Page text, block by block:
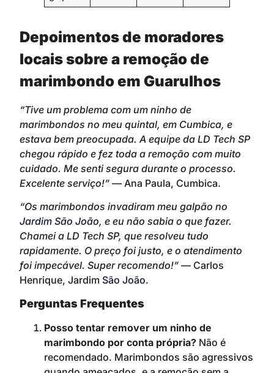
Depoimentos de moradores
locais sobre a remoção de
marimbondo em Guarulhos
“Tive um problema com um ninho de
marimbondos no meu quintal, em Cumbica, e
estava bem preocupada. A equipe da LD Tech SP
chegou rápido e fez toda a remoção com muito
cuidado. Me senti segura durante o processo.
Excelente serviço!” — Ana Paula, Cumbica.
“Os marimbondos invadiram meu galpão no
Jardim São João, e eu não sabia o que fazer.
Chamei a LD Tech SP, que resolveu tudo
rapidamente. O preço foi justo, e o atendimento
foi impecável. Super recomendo!” — Carlos
Henrique, Jardim São João.
Perguntas Frequentes
Posso tentar remover um ninho de
marimbondo por conta própria? Não é
recomendado. Marimbondos são agressivos